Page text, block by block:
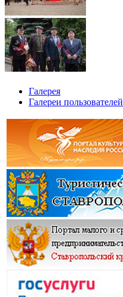
Галерея
Галереи пользователей